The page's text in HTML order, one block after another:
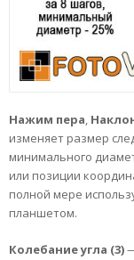
Нажим пера,
изменяет размер
минимального
или позиции
полной мере
планшетом.
Колебание угла (3)